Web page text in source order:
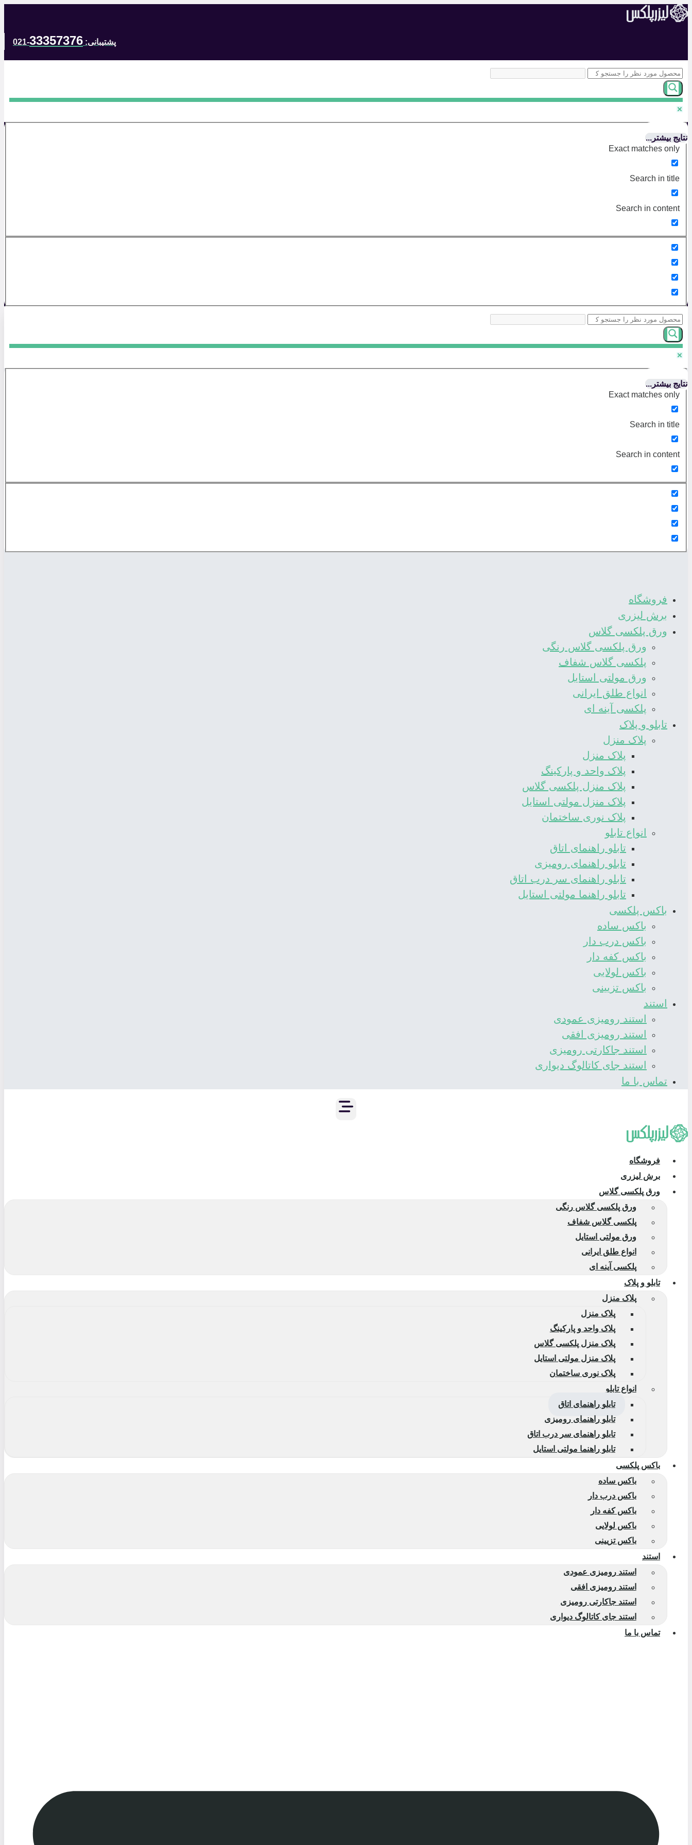
پرش
پشتیبانی: 33357376
-021
نتایج بیشتر...
Exact matches only
Search in title
Search in content
نتایج بیشتر...
Exact matches only
Search in title
Search in content
فروشگاه
برش لیزری
ورق پلکسی گلاس
ورق پلکسی گلاس رنگی
پلکسی گلاس شفاف
ورق مولتی استایل
انواع طلق ایرانی
پلکسی آینه ای
تابلو و پلاک
پلاک منزل
پلاک منزل
پلاک واحد و پارکینگ
پلاک منزل پلکسی گلاس
پلاک منزل مولتی استایل
پلاک نوری ساختمان
انواع تابلو
تابلو راهنمای اتاق
تابلو راهنمای رومیزی
تابلو راهنمای سر درب اتاق
تابلو راهنما مولتی استایل
باکس پلکسی
باکس ساده
باکس درب دار
باکس کفه دار
باکس لولایی
باکس تزیینی
استند
استند رومیزی عمودی
استند رومیزی افقی
استند جاکارتی رومیزی
استند جای کاتالوگ دیواری
تماس با ما
فروشگاه
برش لیزری
ورق پلکسی گلاس
ورق پلکسی گلاس رنگی
پلکسی گلاس شفاف
ورق مولتی استایل
انواع طلق ایرانی
پلکسی آینه ای
تابلو و پلاک
پلاک منزل
پلاک منزل
پلاک واحد و پارکینگ
پلاک منزل پلکسی گلاس
پلاک منزل مولتی استایل
پلاک نوری ساختمان
انواع تابلو
تابلو راهنمای اتاق
تابلو راهنمای رومیزی
تابلو راهنمای سر درب اتاق
تابلو راهنما مولتی استایل
باکس پلکسی
باکس ساده
باکس درب دار
باکس کفه دار
باکس لولایی
باکس تزیینی
استند
استند رومیزی عمودی
استند رومیزی افقی
استند جاکارتی رومیزی
استند جای کاتالوگ دیواری
تماس با ما